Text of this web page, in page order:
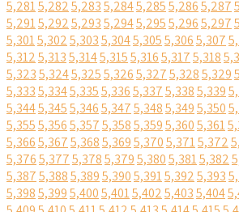
5,2815,2825,2835,2845,2855,2865,287
5,2915,2925,2935,2945,2955,2965,297
5,3015,3025,3035,3045,3055,3065,307
5,3125,3135,3145,3155,3165,3175,318
5,3235,3245,3255,3265,3275,3285,329
5,3335,3345,3355,3365,3375,3385,339
5,3445,3455,3465,3475,3485,3495,350
5,3555,3565,3575,3585,3595,3605,361
5,3665,3675,3685,3695,3705,3715,372
5,3765,3775,3785,3795,3805,3815,382
5,3875,3885,3895,3905,3915,3925,393
5,3985,3995,4005,4015,4025,4035,404